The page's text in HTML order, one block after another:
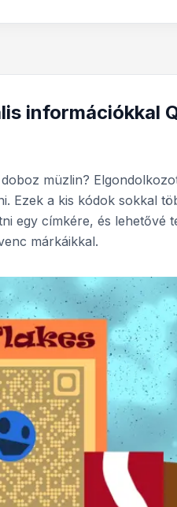
információkkal
müzlin?
Ezek a kis kódok sokkal
egy címkére, és lehetővé
márkáikkal.